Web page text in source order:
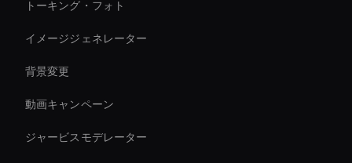
トーキング・フォト
イメージジェネレーター
背景変更
動画キャンペーン
ジャービスモデレーター